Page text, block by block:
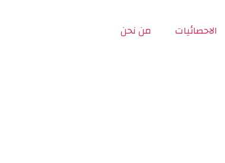
الاحصائيات من نحن